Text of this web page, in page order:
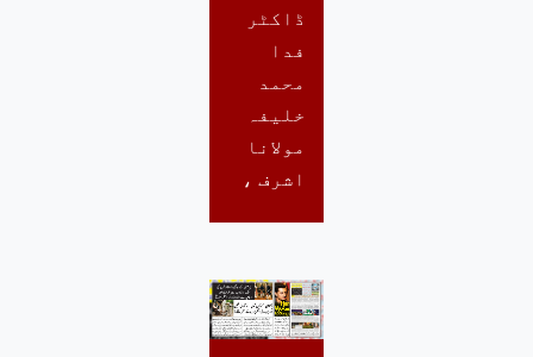
ڈاکٹر
فدا
محمد
خلیفہ
مولانا
اشرف ،